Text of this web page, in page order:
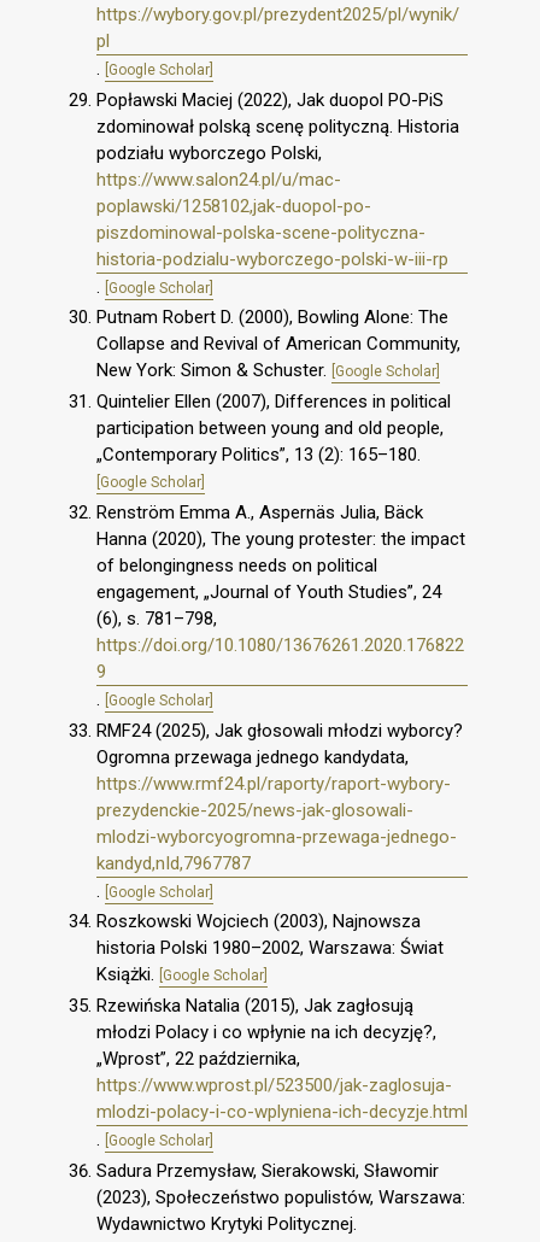
https://wybory.gov.pl/prezydent2025/pl/wynik/
pl
.
[Google Scholar]
Popławski Maciej (2022), Jak duopol PO-PiS
zdominował polską scenę polityczną. Historia
podziału wyborczego Polski,
https://www.salon24.pl/u/mac-
poplawski/1258102,jak-duopol-po-
piszdominowal-polska-scene-polityczna-
historia-podzialu-wyborczego-polski-w-iii-rp
.
[Google Scholar]
Putnam Robert D. (2000), Bowling Alone: The
Collapse and Revival of American Community,
New York: Simon & Schuster.
[Google Scholar]
Quintelier Ellen (2007), Differences in political
participation between young and old people,
„Contemporary Politics”, 13 (2): 165–180.
[Google Scholar]
Renström Emma A., Aspernäs Julia, Bäck
Hanna (2020), The young protester: the impact
of belongingness needs on political
engagement, „Journal of Youth Studies”, 24
(6), s. 781–798,
https://doi.org/10.1080/13676261.2020.176822
9
.
[Google Scholar]
RMF24 (2025), Jak głosowali młodzi wyborcy?
Ogromna przewaga jednego kandydata,
https://www.rmf24.pl/raporty/raport-wybory-
prezydenckie-2025/news-jak-glosowali-
mlodzi-wyborcyogromna-przewaga-jednego-
kandyd,nId,7967787
.
[Google Scholar]
Roszkowski Wojciech (2003), Najnowsza
historia Polski 1980–2002, Warszawa: Świat
Książki.
[Google Scholar]
Rzewińska Natalia (2015), Jak zagłosują
młodzi Polacy i co wpłynie na ich decyzję?,
„Wprost”, 22 października,
https://www.wprost.pl/523500/jak-zaglosuja-
mlodzi-polacy-i-co-wplyniena-ich-decyzje.html
.
[Google Scholar]
Sadura Przemysław, Sierakowski, Sławomir
(2023), Społeczeństwo populistów, Warszawa:
Wydawnictwo Krytyki Politycznej.